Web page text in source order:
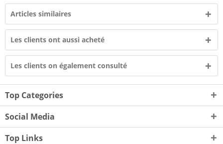
Articles similaires
Les clients ont aussi acheté
Les clients on également consulté
Top Categories
Social Media
Top Links